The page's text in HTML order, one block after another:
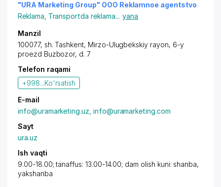
"URA Marketing Group" OOO Reklamnoe agentstvo
Reklama Transportda reklama... yana
Manzil
100077, sh. Tashkent, Mirzo-Ulugbekskiy rayon, 6-y
proezd Buzbozor, d. 7
Telefon raqami
+998...Ko'rsatish
E-mail
info@uramarketing.uz, info@uramarketing.com
Sayt
ura.uz
Ish vaqti
9.00-18.00; tanaffus: 13.00-14.00; dam olish kuni: shanba,
yakshanba